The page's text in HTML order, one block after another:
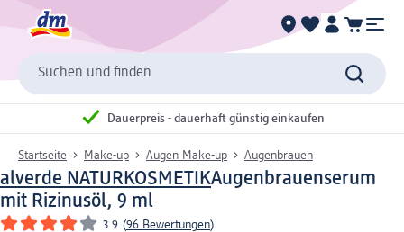
Suchen und finden
Dauerpreis - dauerhaft günstig einkaufen
Startseite Make-up Augen Make-up Augenbrauen
alverde NATURKOSMETIKAugenbrauenserum
mit Rizinusöl, 9 ml
3.9 (96 Bewertungen)